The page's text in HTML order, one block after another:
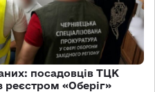
посадовців ТЦК
реєстром «Оберіг»